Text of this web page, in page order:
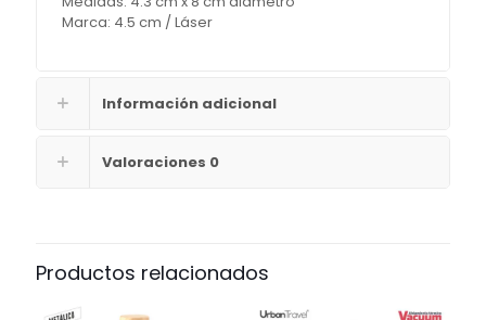
Marca: 4.5 cm / Láser
Información adicional
Valoraciones 0
Productos relacionados